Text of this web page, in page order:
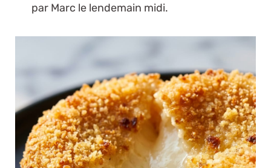
par Marc le lendemain midi.